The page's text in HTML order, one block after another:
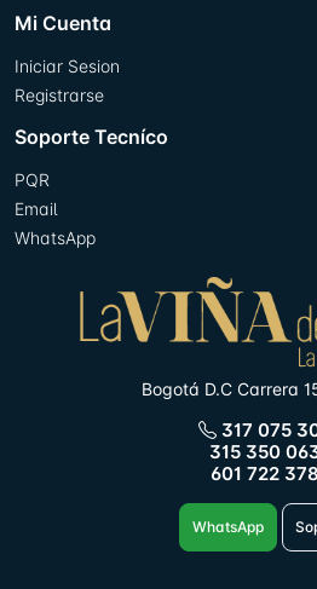
Mi Cuenta
Iniciar Sesion
Registrarse
Soporte Tecníco
PQR
Email
WhatsApp
Bogotá D.C Carrera
317 075
315 350
601 722
WhatsApp